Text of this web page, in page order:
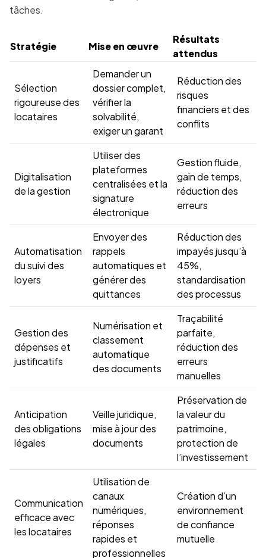
tâches.
Stratégie Mise en œuvre
Résultats
attendus
Sélection
rigoureuse des
locataires
Demander un
dossier complet,
vérifier la
solvabilité,
exiger un garant
Réduction des
risques
financiers et des
conflits
Digitalisation
de la gestion
Utiliser des
plateformes
centralisées et la
signature
électronique
Gestion fluide,
gain de temps,
réduction des
erreurs
Automatisation
du suivi des
loyers
Envoyer des
rappels
automatiques et
générer des
quittances
Réduction des
impayés jusqu’à
45%,
standardisation
des processus
Gestion des
dépenses et
justificatifs
Numérisation et
classement
automatique
des documents
Traçabilité
parfaite,
réduction des
erreurs
manuelles
Anticipation
des obligations
légales
Veille juridique,
mise à jour des
documents
Préservation de
la valeur du
patrimoine,
protection de
l’investissement
Communication
efficace avec
les locataires
Utilisation de
canaux
numériques,
réponses
rapides et
professionnelles
Création d’un
environnement
de confiance
mutuelle